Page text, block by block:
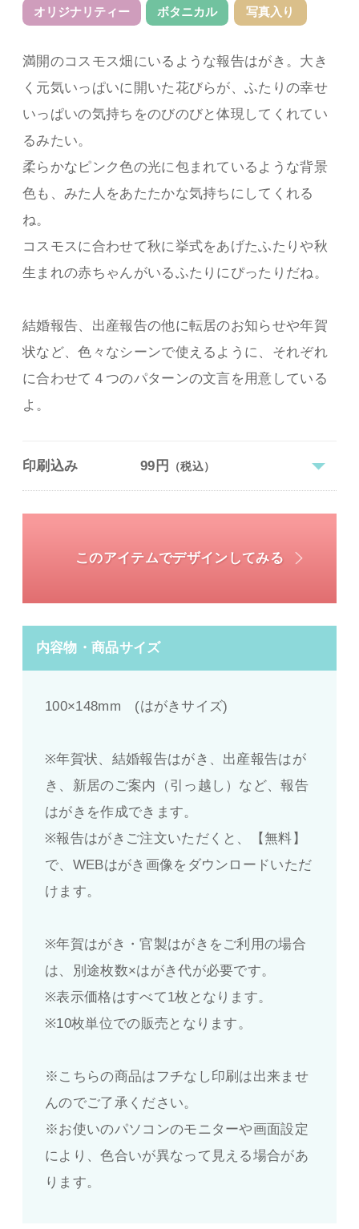
オリジナリティー ボタニカル 写真入り
満開のコスモス畑にいるような報告はがき。大き
く元気いっぱいに開いた花びらが、ふたりの幸せ
いっぱいの気持ちをのびのびと体現してくれてい
るみたい。
柔らかなピンク色の光に包まれているような背景
色も、みた人をあたたかな気持ちにしてくれる
ね。
コスモスに合わせて秋に挙式をあげたふたりや秋
生まれの赤ちゃんがいるふたりにぴったりだね。
結婚報告、出産報告の他に転居のお知らせや年賀
状など、色々なシーンで使えるように、それぞれ
に合わせて４つのパターンの文言を用意している
よ。
印刷込み 99円 （税込）
このアイテムでデザインしてみる
内容物・商品サイズ
100×148mm (はがきサイズ)
※年賀状、結婚報告はがき、出産報告はが
き、新居のご案内（引っ越し）など、報告
はがきを作成できます。
※報告はがきご注文いただくと、【無料】
で、WEBはがき画像をダウンロードいただ
けます。
※年賀はがき・官製はがきをご利用の場合
は、別途枚数×はがき代が必要です。
※表示価格はすべて1枚となります。
※10枚単位での販売となります。
※こちらの商品はフチなし印刷は出来ませ
んのでご了承ください。
※お使いのパソコンのモニターや画面設定
により、色合いが異なって見える場合があ
ります。